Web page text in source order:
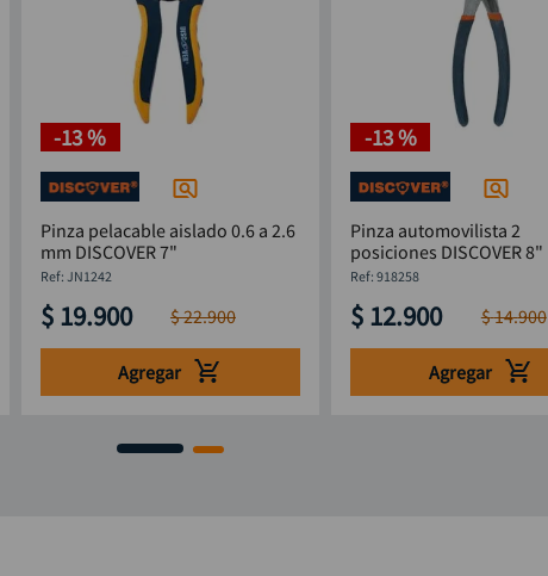
-13 %
Pinza pelacable aislado 0.6 a 2.6
mm DISCOVER 7"
: JN1242
$ 19.900 $22.900
Agregar
-13 %
Pinza automovilista 2
posiciones DISCOVER 8"
:918258
$ 12.900 $14.900
Agregar